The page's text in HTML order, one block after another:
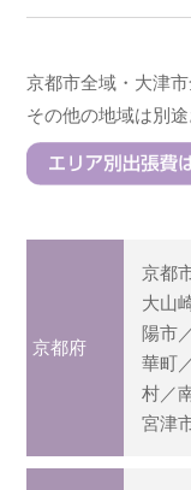
京都市全域・大津
その他の地域は別途
京都府
京都
大山
陽市
華町
村／
宮津